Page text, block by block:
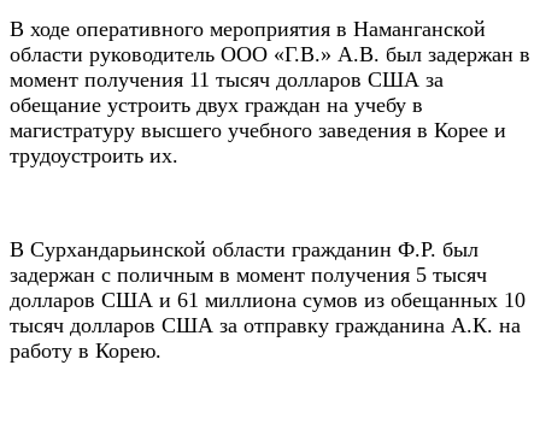
В ходе оперативного мероприятия в Наманганской
области руководитель ООО «Г.В.» А.В. был задержан в
момент получения 11 тысяч долларов США за
обещание устроить двух граждан на учебу в
магистратуру высшего учебного заведения в Корее и
трудоустроить их.
В Сурхандарьинской области гражданин Ф.Р. был
задержан с поличным в момент получения 5 тысяч
долларов США и 61 миллиона сумов из обещанных 10
тысяч долларов США за отправку гражданина А.К. на
работу в Корею.